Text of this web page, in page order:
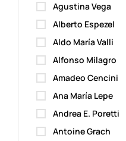
Agustina Vega
Alberto Espezel
Aldo María Valli
Alfonso Milagro
Amadeo Cencini
Ana María Lepe
Andrea E. Poretti
Antoine Grach